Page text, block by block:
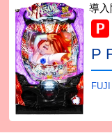
導入
P
FUJI